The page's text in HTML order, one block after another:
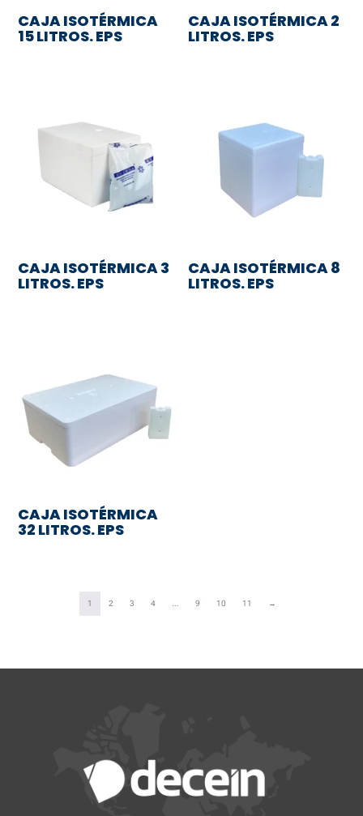
CAJA ISOTÉRMICA
15 LITROS. EPS
CAJA ISOTÉRMICA 2
LITROS. EPS
CAJA ISOTÉRMICA 3
LITROS. EPS
CAJA ISOTÉRMICA 8
LITROS. EPS
CAJA ISOTÉRMICA
32 LITROS. EPS
1 2 3 4 9 10 11 →